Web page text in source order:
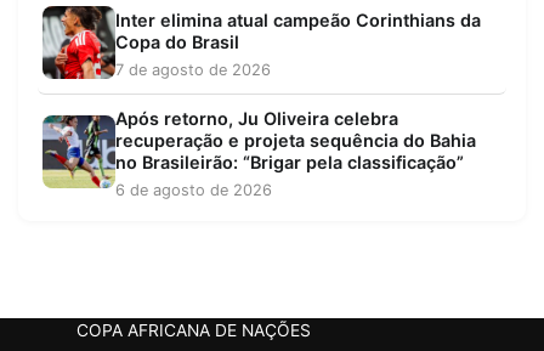
Inter elimina atual campeão Corinthians da
Copa do Brasil
7 de agosto de 2026
Após retorno, Ju Oliveira celebra
recuperação e projeta sequência do Bahia
no Brasileirão: “Brigar pela classificação”
6 de agosto de 2026
COPA AFRICANA DE NAÇÕES